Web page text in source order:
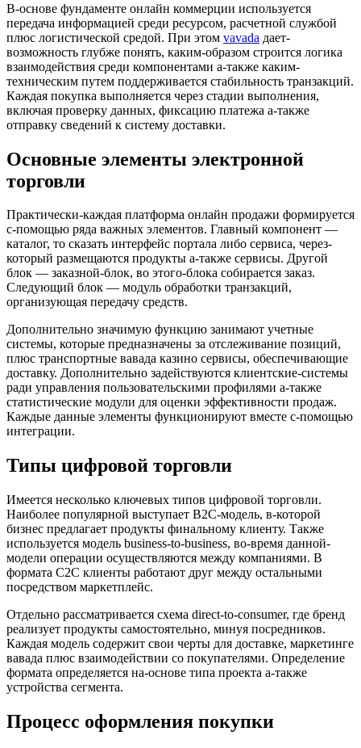
В-основе фундаменте онлайн коммерции используется
передача информацией среди ресурсом, расчетной службой
плюс логистической средой. При этом vavada дает-
возможность глубже понять, каким-образом строится логика
взаимодействия среди компонентами а-также каким-
техническим путем поддерживается стабильность транзакций.
Каждая покупка выполняется через стадии выполнения,
включая проверку данных, фиксацию платежа а-также
отправку сведений к систему доставки.
Основные элементы электронной
торговли
Практически-каждая платформа онлайн продажи формируется
с-помощью ряда важных элементов. Главный компонент —
каталог, то сказать интерфейс портала либо сервиса, через-
который размещаются продукты а-также сервисы. Другой
блок — заказной-блок, во этого-блока собирается заказ.
Следующий блок — модуль обработки транзакций,
организующая передачу средств.
Дополнительно значимую функцию занимают учетные
системы, которые предназначены за отслеживание позиций,
плюс транспортные вавада казино сервисы, обеспечивающие
доставку. Дополнительно задействуются клиентские-системы
ради управления пользовательскими профилями а-также
статистические модули для оценки эффективности продаж.
Каждые данные элементы функционируют вместе с-помощью
интеграции.
Типы цифровой торговли
Имеется несколько ключевых типов цифровой торговли.
Наиболее популярной выступает B2C-модель, в-которой
бизнес предлагает продукты финальному клиенту. Также
используется модель business-to-business, во-время данной-
модели операции осуществляются между компаниями. В
формата C2C клиенты работают друг между остальными
посредством маркетплейс.
Отдельно рассматривается схема direct-to-consumer, где бренд
реализует продукты самостоятельно, минуя посредников.
Каждая модель содержит свои черты для доставке, маркетинге
вавада плюс взаимодействии со покупателями. Определение
формата определяется на-основе типа проекта а-также
устройства сегмента.
Процесс оформления покупки